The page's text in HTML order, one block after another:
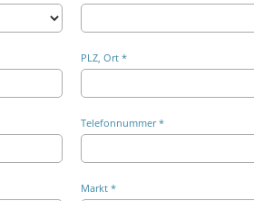
PLZ, Ort *
Telefonnummer *
Markt *